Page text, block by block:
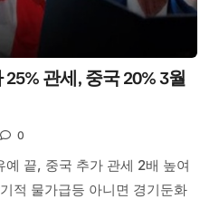
관세, 중국 20% 3월
0
끝, 중국 추가 관세 2배 높여
적 물가급등 아니면 경기둔화